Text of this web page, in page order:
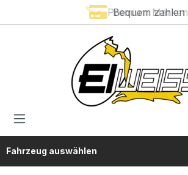
Premium Marken
Bequem zahlen
Fahrzeug auswählen